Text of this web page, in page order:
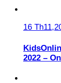
16
2022 –